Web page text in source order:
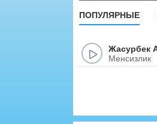
ПОПУЛЯРНЫЕ
Жасурбек
Менсизлик